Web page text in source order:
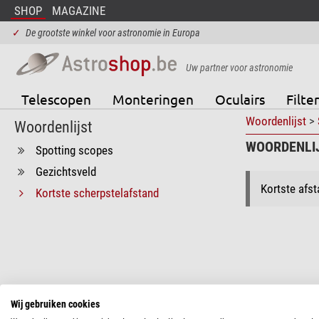
SHOP MAGAZINE
✓ De grootste winkel voor astronomie in Europa
Uw partner voor astronomie
Telescopen Monteringen Oculairs
Woordenlijst
Spotting scopes
Gezichtsveld
Kortste scherpstelafstand
Woordenlijst>
Kortste
Wij gebruiken cookies